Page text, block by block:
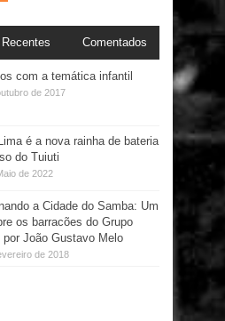
Recentes Comentados
com a temática infantil
de 2017
é a nova rainha de bateria
do Tuiuti
de 2022
a Cidade do Samba: Um
os barracões do Grupo
por João Gustavo Melo
de 2018